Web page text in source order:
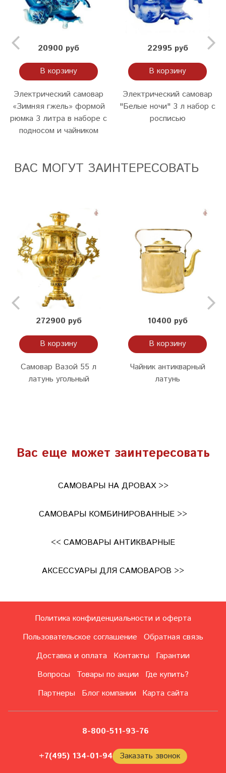
20900 руб
В корзину
Электрический самовар
«Зимняя гжель» формой
рюмка 3 литра в наборе с
подносом и чайником
22995 руб
В корзину
Электрический самовар
"Белые ночи" 3 л набор с
росписью
ВАС МОГУТ ЗАИНТЕРЕСОВАТЬ
272900 руб
В корзину
Самовар Вазой 55 л
латунь угольный
10400 руб
В корзину
Чайник антикварный
латунь
Вас еще может заинтересовать
САМОВАРЫ НА ДРОВАХ >>
САМОВАРЫ КОМБИНИРОВАННЫЕ >>
<< САМОВАРЫ АНТИКВАРНЫЕ
АКСЕССУАРЫ ДЛЯ САМОВАРОВ >>
Политика конфиденциальности и оферта
Пользовательское соглашение
Обратная связь
Доставка и оплата
Контакты
Гарантии
Вопросы
Товары по акции
Где купить?
Партнеры
Блог компании Карта сайта
8-800-511-93-76
+7(495) 134-01-94 Заказать звонок